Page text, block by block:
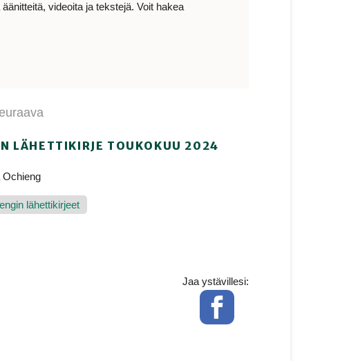
videoita ja tekstejä. Voit hakea
LÄHETTIKIRJE TOUKOKUU 2024
Ochieng
lähettikirjeet
Jaa ystävillesi:
Facebook